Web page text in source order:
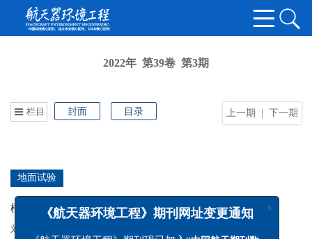
2022年 第39卷 第3期
上一期 下一期
栏目 封面 目录
地面试验
模拟自由边界对卫星动力学特性的影响
刘明辉
x
《航天器环境工程》期刊网址变更通知